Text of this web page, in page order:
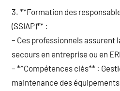
3. **Formation des
(SSIAP)** :
– Ces professionnels assurent
secours en entreprise ou en
– **Compétences clés** :
maintenance des